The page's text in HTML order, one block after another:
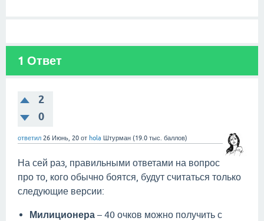
1 Ответ
2
0
ответил 26 Июнь, 20 от hola Штурман (19.0 тыс. баллов)
На сей раз, правильными ответами на вопрос
про то, кого обычно боятся, будут считаться только
следующие версии:
Милиционера – 40 очков можно получить с